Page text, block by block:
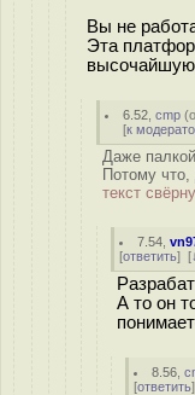
Вы не
Эта
высочайшую
6.52 ,cmp (
[к
Даже
Потому что,
текст
7.54 ,
[ответить] [↓
А то он
8.56 ,
[ответить]